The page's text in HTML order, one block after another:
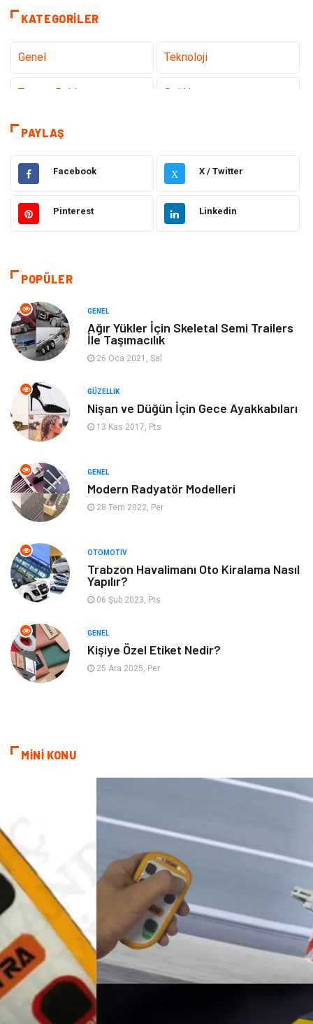
KATEGORILER
Genel Teknoloji
Tanıtıcı Reklam Sağlık
Eğitim
Dekorasyon Elektronik
Güzellik Makine
Sağlıklı Yaşam
Yeme İçme
Organizasyon Mobilya
Emlak Spor
Genel Kültür Tatil
İnternet
Gayrimenkul
Astroloji
Ev İşleri
Sigorta
PAYLAŞ
Facebook X X / Twitter
Pinterest Linkedin
POPÜLER
GENEL
Ağır Yükler İçin Skeletal Semi Trailers
İle Taşımacılık
26 Oca 2021, Sal
GÜZELLIK
Nişan ve Düğün İçin Gece Ayakkabıları
13 Kas 2017, Pts
GENEL
Modern Radyatör Modelleri
28 Tem 2022, Per
OTOMOTIV
Trabzon Havalimanı Oto Kiralama Nasıl
Yapılır?
06 Şub 2023, Pts
GENEL
Kişiye Özel Etiket Nedir?
25 Ara 2025, Per
MİNİ KONU